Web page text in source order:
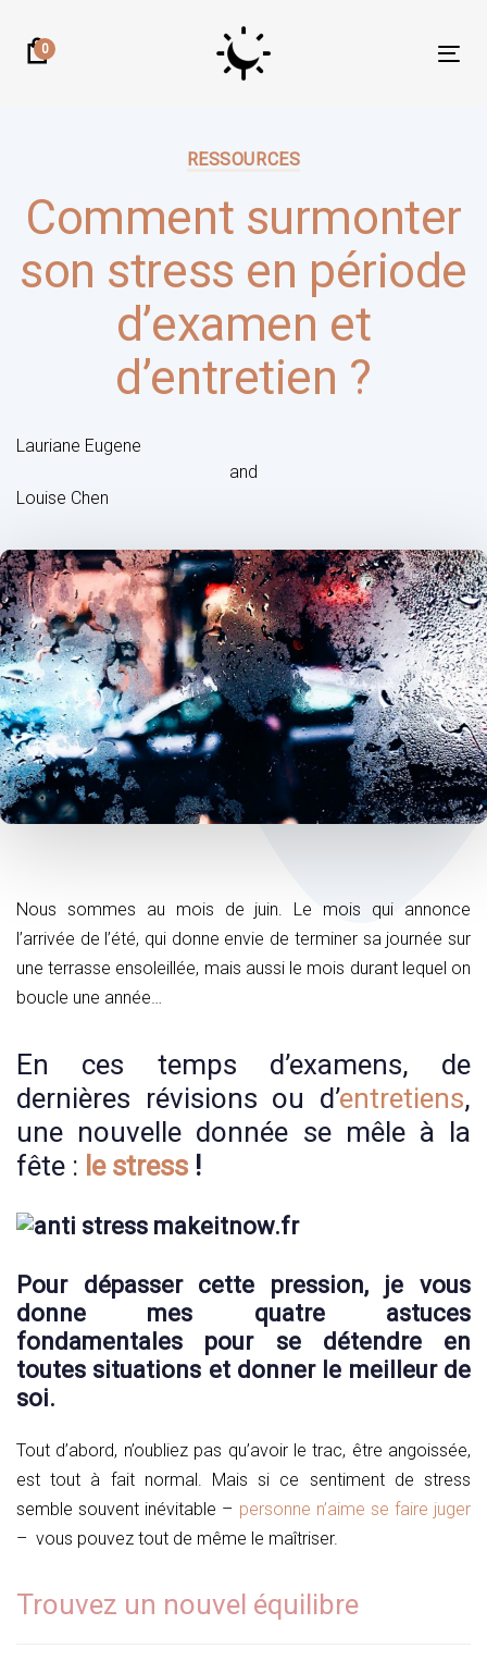
links
0
RESSOURCES
Comment surmonter
son stress en période
d’examen et
d’entretien ?
Lauriane Eugene
and
Louise Chen
Nous sommes au mois de juin. Le mois qui annonce
l’arrivée de l’été, qui donne envie de terminer sa journée sur
une terrasse ensoleillée, mais aussi le mois durant lequel on
boucle une année…
En ces temps d’examens, de
dernières révisions ou d’entretiens,
une nouvelle donnée se mêle à la
fête : le stress !
Pour dépasser cette pression, je vous
donne mes quatre astuces
fondamentales pour se détendre en
toutes situations et donner le meilleur de
soi.
Tout d’abord, n’oubliez pas qu’avoir le trac, être angoissée,
est tout à fait normal. Mais si ce sentiment de stress
semble souvent inévitable – personne n’aime se faire juger
– vous pouvez tout de même le maîtriser.
Trouvez un nouvel équilibre